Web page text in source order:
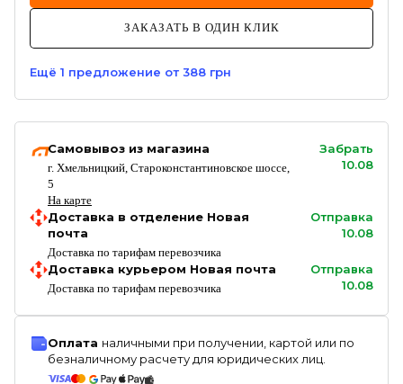
ЗАКАЗАТЬ В ОДИН КЛИК
Ещё 1 предложение от 388 грн
Самовывоз из магазина
г. Хмельницкий, Староконстантиновское шоссе,
5
На карте
Забрать
10.08
Доставка в отделение Новая
почта
Доставка по тарифам перевозчика
Отправка
10.08
Доставка курьером Новая почта
Доставка по тарифам перевозчика
Отправка
10.08
Оплата наличными при получении, картой или по
безналичному расчету для юридических лиц.